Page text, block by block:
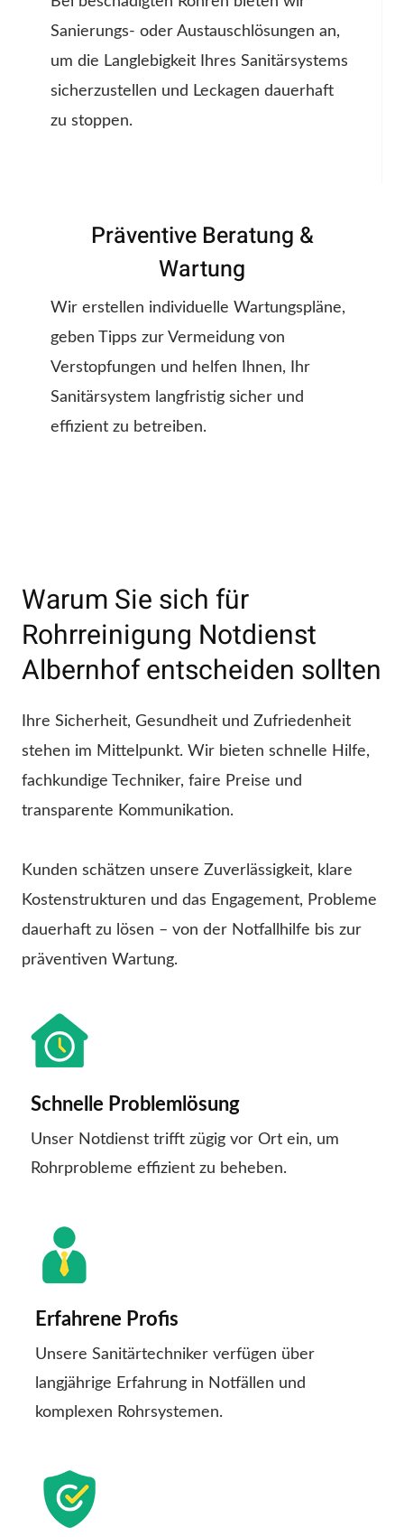
Sanierungs- oder Austauschlösungen an,
um die Langlebigkeit Ihres Sanitärsystems
sicherzustellen und Leckagen dauerhaft
zu stoppen.
Präventive Beratung &
Wartung
Wir erstellen individuelle Wartungspläne,
geben Tipps zur Vermeidung von
Verstopfungen und helfen Ihnen, Ihr
Sanitärsystem langfristig sicher und
effizient zu betreiben.
Warum Sie sich für
Rohrreinigung Notdienst
Albernhof entscheiden sollten
Ihre Sicherheit, Gesundheit und Zufriedenheit
stehen im Mittelpunkt. Wir bieten schnelle Hilfe,
fachkundige Techniker, faire Preise und
transparente Kommunikation.
Kunden schätzen unsere Zuverlässigkeit, klare
Kostenstrukturen und das Engagement, Probleme
dauerhaft zu lösen – von der Notfallhilfe bis zur
präventiven Wartung.
Schnelle Problemlösung
Unser Notdienst trifft zügig vor Ort ein, um
Rohrprobleme effizient zu beheben.
Erfahrene Profis
Unsere Sanitärtechniker verfügen über
langjährige Erfahrung in Notfällen und
komplexen Rohrsystemen.